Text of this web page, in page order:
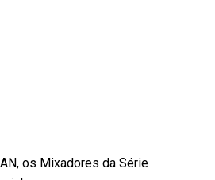
os Mixadores da Série